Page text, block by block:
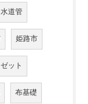
水道管
姫路市
ット
布基礎